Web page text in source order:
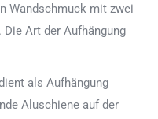
Wandschmuck mit zwei
Die Art der Aufhängung
als Aufhängung
Aluschiene auf der